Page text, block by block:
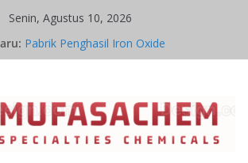
Senin, Agustus 10, 2026
Pabrik Penghasil Iron Oxide
Ikatan Kimia Iron Oxide
Aplikasi Iron Oxide